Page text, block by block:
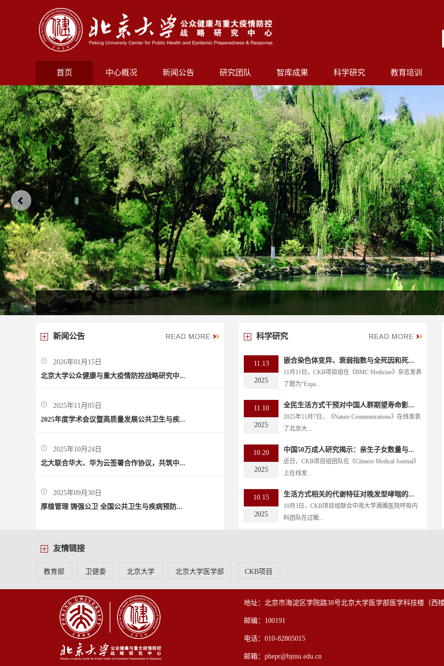
首页 中心概况 新闻公告 研究团队 智库成果 科学研究 教育培训
新闻公告
2026年01月15日
北京大学公众健康与重大疫情防控战略研究中...
2025年11月05日
2025年度学术会议暨高质量发展公共卫生与疾...
2025年10月24日
北大联合华大、华为云签署合作协议，共筑中...
2025年09月30日
厚植管理 铸强公卫 全国公共卫生与疾病预防...
科学研究
11.13
2025
嵌合染色体变异、衰弱指数与全死因和死...
11月11日，CKB项目组在《BMC Medicine》杂志发表
了题为“Expa...
11.10
2025
全民生活方式干预对中国人群期望寿命影...
2025年11月7日，《Nature Communications》在线发表
了北京大...
10.20
2025
中国50万成人研究揭示：亲生子女数量与...
近日，CKB项目组团队在《Chinese Medical Journal》
上在线发...
10.15
2025
生活方式相关的代谢特征对晚发型哮喘的...
10月3日，CKB项目组联合中南大学湘雅医院呼吸内
科团队在过敏...
友情链接
教育部 卫健委 北京大学 北京大学医学部 CKB项目
地址：北京市海淀区学院路38号北京大学医学部医学科技楼（西
邮编：100191
电话：010-82805015
邮箱：phepr@bjmu.edu.cn